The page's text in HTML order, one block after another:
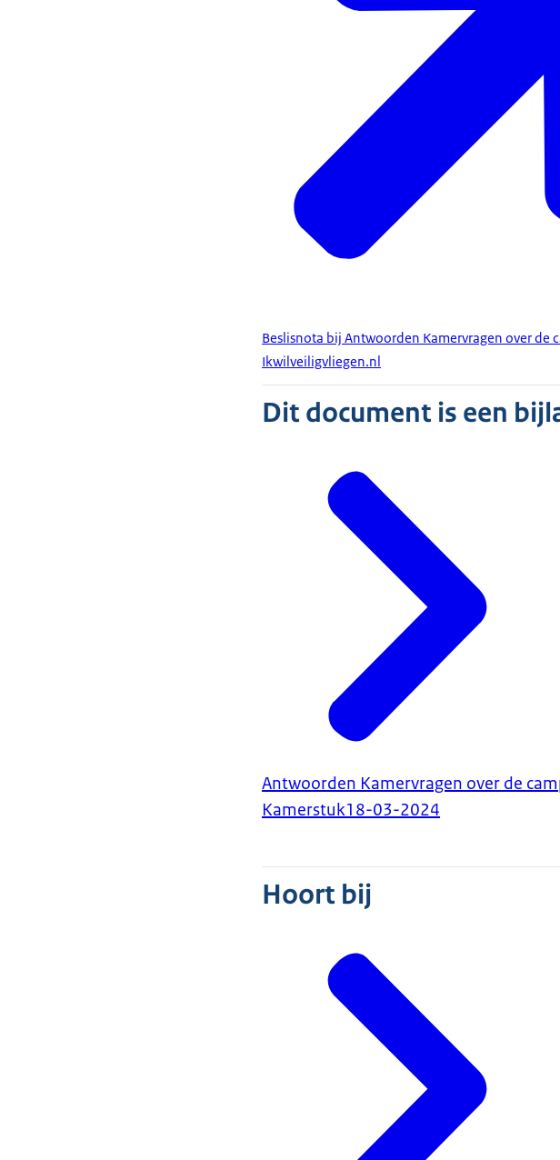
Beslisnota bij Antwoorden Kamervragen over de
Ikwilveiligvliegen.nl
Dit document is een
Antwoorden Kamervragen over de
Kamerstuk18-03-2024
Hoort bij